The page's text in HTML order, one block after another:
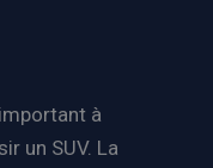
à
un SUV. La